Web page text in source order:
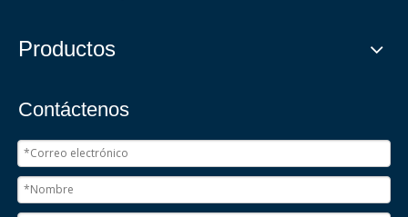
Productos
Contáctenos